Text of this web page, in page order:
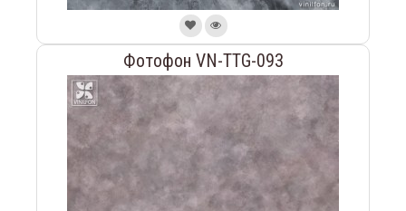
Фотофон VN-TTG-093